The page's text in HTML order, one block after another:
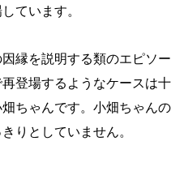
ています。
縁を説明する類のエピソー
登場するようなケースは十
ちゃんです。小畑ちゃんの
りとしていません。